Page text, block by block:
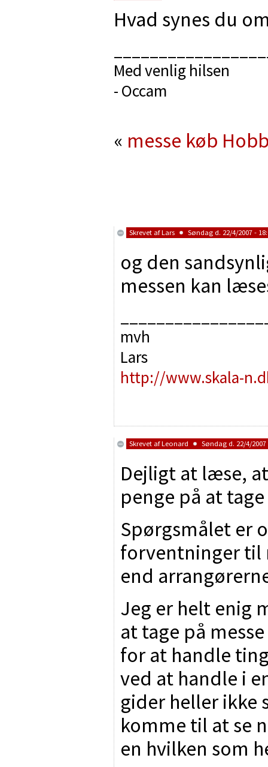
Hvad synes du
Med venlig hilsen
- Occam
« messe køb
Skrevet afLars Søndag d. 22/4/2007 -
og den
messen kan
mvh
Lars
http://www.skala-
Skrevet afLeonard Søndag d. 22/4/2007
Dejligt at læse,
penge på at
Spørgsmålet er
forventninger til
end
Jeg er helt enig
at tage på
for at handle
ved at handle i
gider heller ikke
komme til at se
en hvilken som